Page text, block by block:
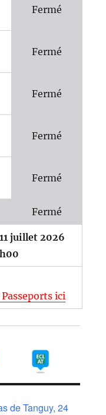
Fermé
Fermé
Fermé
Fermé
Fermé
Fermé
juillet 2026
ici
de Tanguy, 24